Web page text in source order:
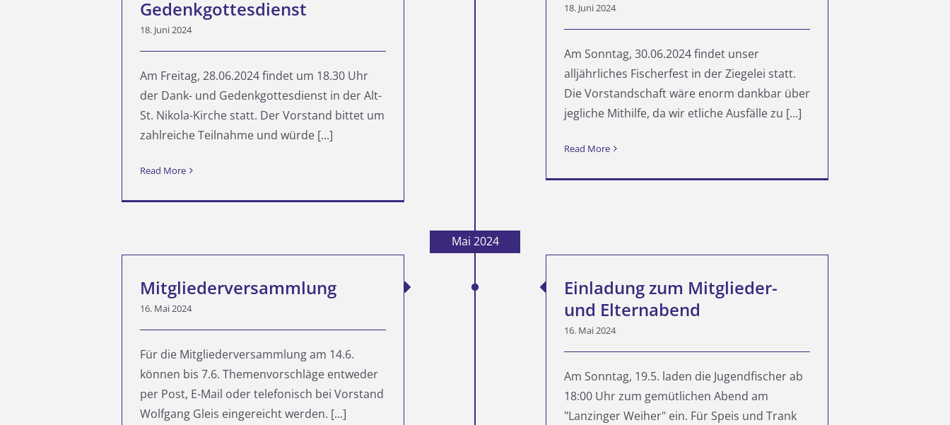
Gedenkgottesdienst
18. Juni 2024
Am Freitag, 28.06.2024 findet um 18.30 Uhr
der Dank- und Gedenkgottesdienst in der Alt-
St. Nikola-Kirche statt. Der Vorstand bittet um
zahlreiche Teilnahme und würde [...]
Read More
18. Juni 2024
Am Sonntag, 30.06.2024 findet unser
alljährliches Fischerfest in der Ziegelei statt.
Die Vorstandschaft wäre enorm dankbar über
jegliche Mithilfe, da wir etliche Ausfälle zu [...]
Read More
Mai 2024
Mitgliederversammlung
16. Mai 2024
Für die Mitgliederversammlung am 14.6.
können bis 7.6. Themenvorschläge entweder
per Post, E-Mail oder telefonisch bei Vorstand
Wolfgang Gleis eingereicht werden. [...]
Einladung zum Mitglieder-
und Elternabend
16. Mai 2024
Am Sonntag, 19.5. laden die Jugendfischer ab
18:00 Uhr zum gemütlichen Abend am
"Lanzinger Weiher" ein. Für Speis und Trank